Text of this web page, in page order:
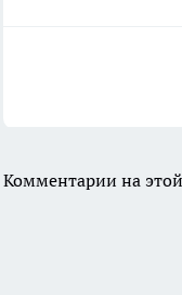
Комментарии на